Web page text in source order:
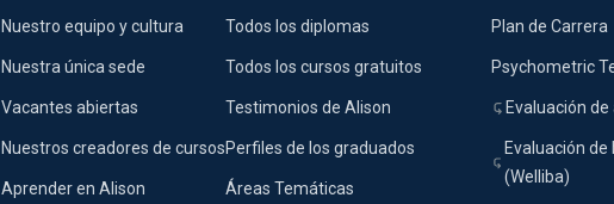
Nuestro equipo y cultura
Nuestra única sede
Vacantes abiertas
Nuestros creadores de cursos
Aprender en Alison
Todos los diplomas
Todos los cursos gratuitos
Testimonios de Alison
Perfiles de los graduados
Áreas Temáticas
Plan de Carrera
Psychometric
Evaluación
Evaluación de
(Welliba)